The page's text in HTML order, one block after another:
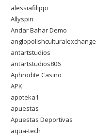
alessiafilippi
Allyspin
Andar Bahar Demo
anglopolishculturalexchange
antartstudios
antartstudios806
Aphrodite Casino
APK
apoteka1
apuestas
Apuestas Deportivas
aqua-tech